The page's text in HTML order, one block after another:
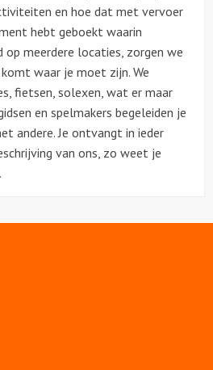
en hoe dat met vervoer
hebt geboekt waarin
meerdere locaties, zorgen we
waar je moet zijn. We
fietsen, solexen, wat er maar
en spelmakers begeleiden je
andere. Je ontvangt in ieder
van ons, zo weet je